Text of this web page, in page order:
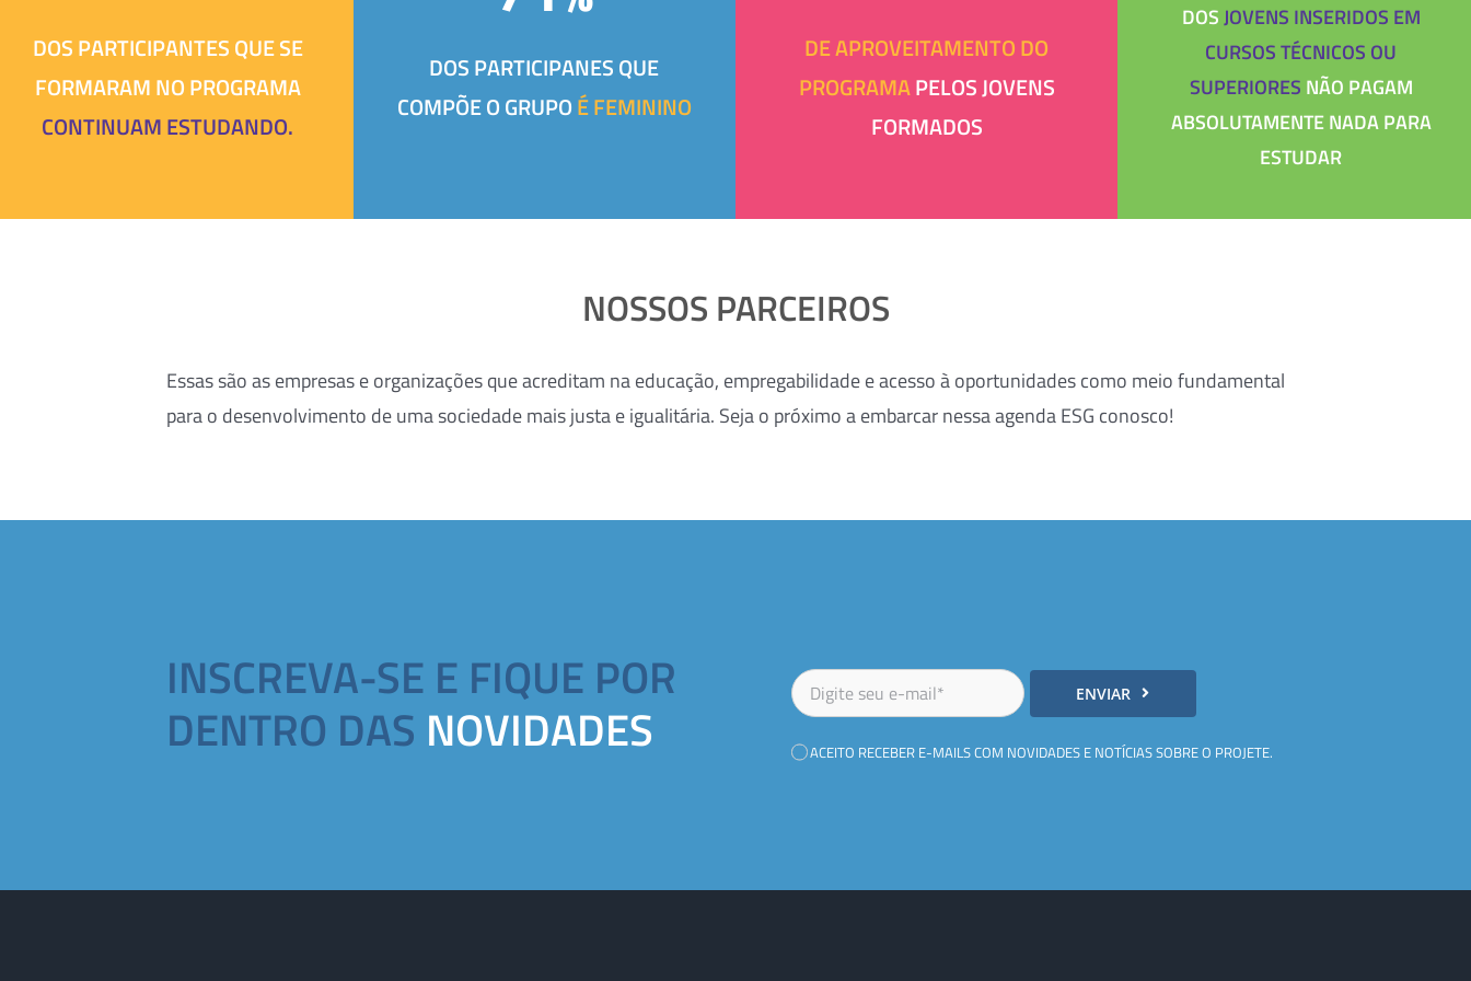
DOS PARTICIPANTES QUE SE
FORMARAM NO PROGRAMA
CONTINUAM ESTUDANDO.
DOS PARTICIPANES QUE
COMPÕE O GRUPOÉ FEMININO
DE APROVEITAMENTO DO
PROGRAMAPELOS JOVENS
FORMADOS
DOSJOVENS INSERIDOS EM
CURSOS TÉCNICOS OU
SUPERIORES NÃO PAGAM
ABSOLUTAMENTE NADA PARA
ESTUDAR
NOSSOS PARCEIROS
Essas são as empresas e organizações que acreditam na educação, empregabilidade e acesso à oportunidades como meio fundamental
para o desenvolvimento de uma sociedade mais justa e igualitária. Seja o próximo a embarcar nessa agenda ESG conosco!
INSCREVA-SE E FIQUE POR
DENTRO DAS NOVIDADES
ENVIAR
ACEITO RECEBER E-MAILS COM NOVIDADES E NOTÍCIAS SOBRE O PROJETE.